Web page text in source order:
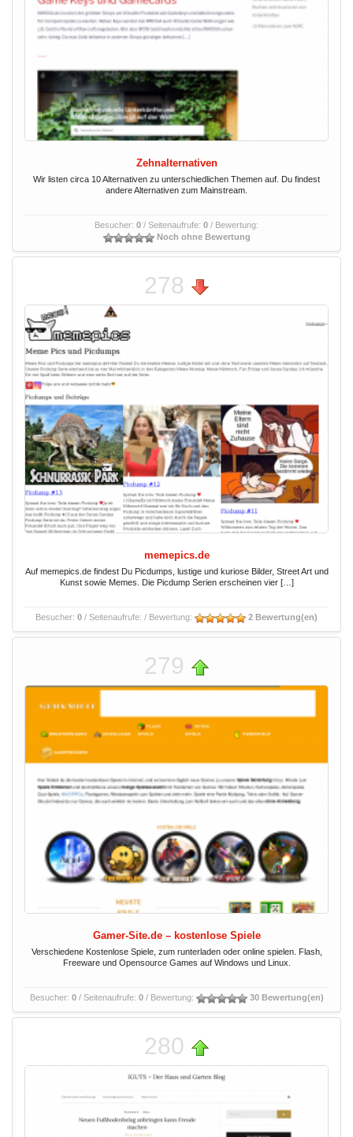
Zehnalternativen
Wir listen circa 10 Alternativen zu unterschiedlichen Themen auf. Du findest
andere Alternativen zum Mainstream.
Besucher: 0 / Seitenaufrufe: 0 / Bewertung:
Noch ohne Bewertung
278
memepics.de
Auf memepics.de findest Du Picdumps, lustige und kuriose Bilder, Street Art und
Kunst sowie Memes. Die Picdump Serien erscheinen vier […]
Besucher: 0 / Seitenaufrufe: / Bewertung: 2 Bewertung(en)
279
Gamer-Site.de – kostenlose Spiele
Verschiedene Kostenlose Spiele, zum runterladen oder online spielen. Flash,
Freeware und Opensource Games auf Windows und Linux.
Besucher: 0/ Seitenaufrufe: 0/ Bewertung: 30 Bewertung(en)
280